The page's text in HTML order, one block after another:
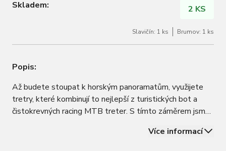
Skladem: 2 KS
Slavičín: 1 ks Brumov: 1 ks
Popis:
Až budete stoupat k horským panoramatům, využijete
tretry, které kombinují to nejlepší z turistických bot a
čistokrevných racing MTB treter. S tímto záměrem jsme
optimální torzní tuhostí a přilnavostí podešve, odolné i v
Více informací